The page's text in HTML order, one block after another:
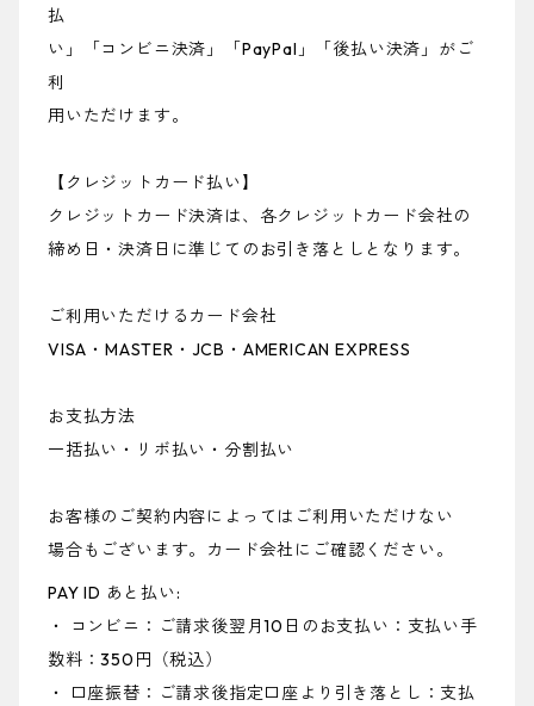
払
い」「コンビニ決済」「PayPal」「後払い決済」がご
利
用いただけます。
【クレジットカード払い】
クレジットカード決済は、各クレジットカード会社の
締め日・決済日に準じてのお引き落としとなります。
ご利用いただけるカード会社
VISA・MASTER・JCB・AMERICAN EXPRESS
お支払方法
一括払い・リボ払い・分割払い
お客様のご契約内容によってはご利用いただけない
場合もございます。カード会社にご確認ください。
PAY ID あと払い:
・ コンビニ：ご請求後翌月10日のお支払い：支払い手
数料：350円（税込）
・ 口座振替：ご請求後指定口座より引き落とし：支払